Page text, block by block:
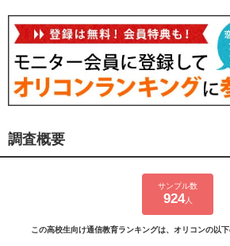
調査概要
サンプル数
924人
この高校生向け通信教育ランキングは、オリコンの以下